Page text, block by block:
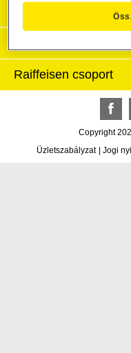
Hasznos információk
Raiffeisen csoport
Copyright
Üzletszabályzat Jogi